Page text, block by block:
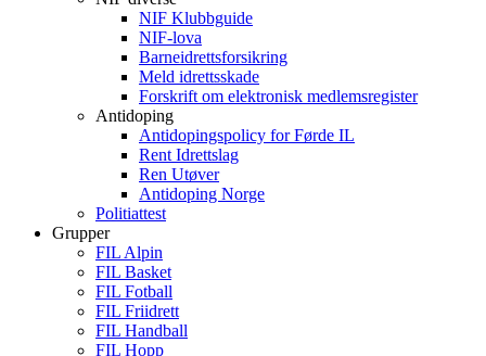
NIF Klubbguide
NIF-lova
Barneidrettsforsikring
Meld idrettsskade
Forskrift om elektronisk medlemsregister
Antidoping
Antidopingspolicy for Førde IL
Rent Idrettslag
Ren Utøver
Antidoping Norge
Politiattest
Grupper
FIL Alpin
FIL Basket
FIL Fotball
FIL Friidrett
FIL Handball
FIL Hopp